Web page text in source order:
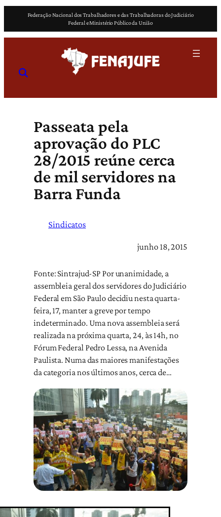
o
Federação Nacional dos Trabalhadores e das Trabalhadoras do Judiciário
Federal e Ministério Público da União
Passeata pela
aprovação do PLC
28/2015 reúne cerca
de mil servidores na
Barra Funda
Sindicatos
junho 18, 2015
Fonte: Sintrajud-SP Por unanimidade, a
assembleia geral dos servidores do Judiciário
Federal em São Paulo decidiu nesta quarta-
feira, 17, manter a greve por tempo
indeterminado. Uma nova assembleia será
realizada na próxima quarta, 24, às 14h, no
Fórum Federal Pedro Lessa, na Avenida
Paulista. Numa das maiores manifestações
da categoria nos últimos anos, cerca de…